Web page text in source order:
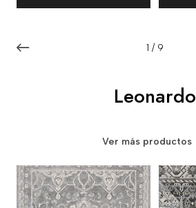
1 / 9
Leonardo
Ver más productos